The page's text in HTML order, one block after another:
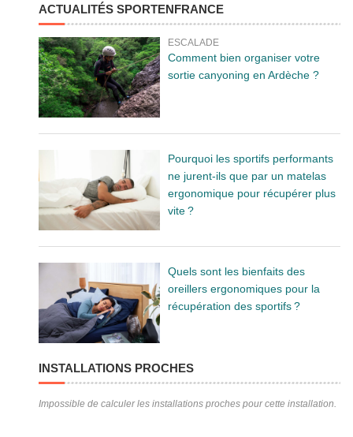
ACTUALITÉS SPORTENFRANCE
ESCALADE
Comment bien organiser votre
sortie canyoning en Ardèche ?
Pourquoi les sportifs performants
ne jurent-ils que par un matelas
ergonomique pour récupérer plus
vite ?
Quels sont les bienfaits des
oreillers ergonomiques pour la
récupération des sportifs ?
INSTALLATIONS PROCHES
Impossible de calculer les installations proches pour cette installation.